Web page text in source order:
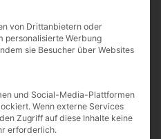
42) Verantwortung
von Drittanbietern oder
personalisierte Werbung
sie Besucher über Websites
und Social-Media-Plattformen
Wenn externe Services
Zugriff auf diese Inhalte keine
erforderlich.